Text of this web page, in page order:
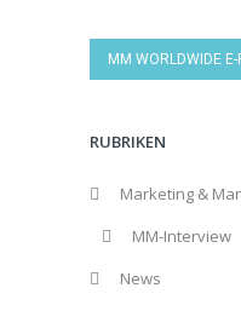
MM WORLDWIDE
RUBRIKEN
Marketing &
MM-Interview
News